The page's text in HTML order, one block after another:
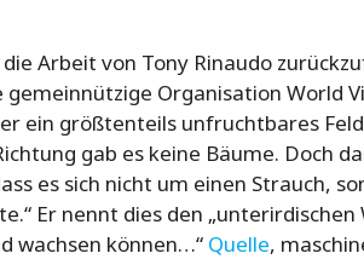
Arbeit von Tony Rinaudo
Organisation World
ein größtenteils unfruchtbares
gab es keine Bäume. Doch
es sich nicht um einen Strauch,
Er nennt dies den
wachsen können…“ Quelle,